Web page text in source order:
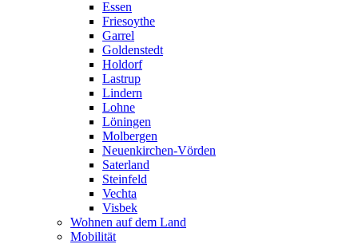
Essen
Friesoythe
Garrel
Goldenstedt
Holdorf
Lastrup
Lindern
Lohne
Löningen
Molbergen
Neuenkirchen-Vörden
Saterland
Steinfeld
Vechta
Visbek
Wohnen auf dem Land
Mobilität